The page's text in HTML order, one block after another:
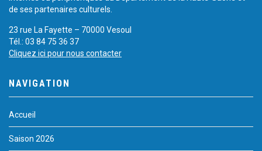
de ses partenaires culturels.
23 rue La Fayette – 70000 Vesoul
Tél.: 03 84 75 36 37
Cliquez ici pour nous contacter
NAVIGATION
Accueil
Saison 2026